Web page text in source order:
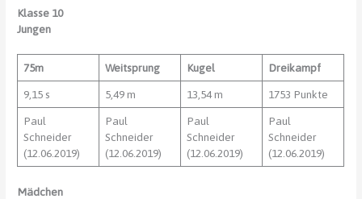
Klasse 10
Jungen
75m Weitsprung Kugel Dreikampf
9,15 s 5,49 m 13,54 m 1753 Punkte
Paul
Schneider
(12.06.2019)
Paul
Schneider
(12.06.2019)
Paul
Schneider
(12.06.2019)
Paul
Schneider
(12.06.2019)
Mädchen